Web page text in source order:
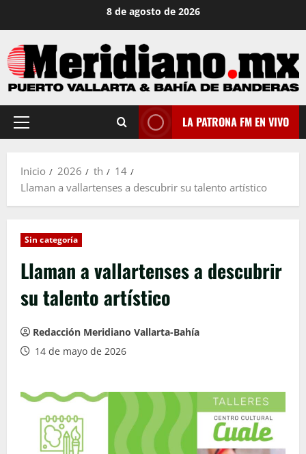
contenido
8 de agosto de 2026
Menú
LA PATRONA FM EN VIVO
Inicio 2026 th
14
Llaman a vallartenses a descubrir su talento artístico
Sin categoría
Llaman a vallartenses a descubrir
su talento artístico
Redacción Meridiano Vallarta-Bahía
14 de mayo de 2026